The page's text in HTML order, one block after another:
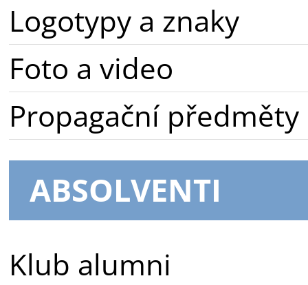
Logotypy a znaky
Foto a video
Propagační předměty
ABSOLVENTI
Klub alumni